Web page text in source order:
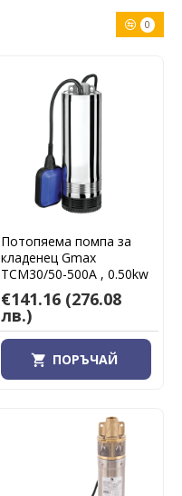
0
Потопяема помпа за
кладенец Gmax
TCM30/50-500A , 0.50kw
€141.16 (276.08
лв.)
ПОРЪЧАЙ